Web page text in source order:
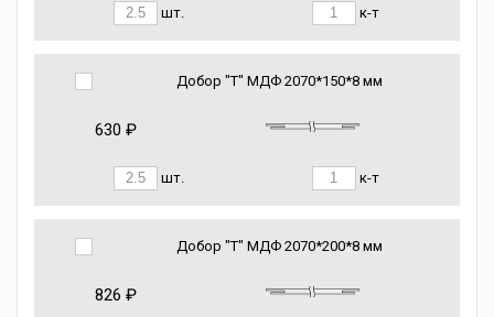
шт. к-т
Добор "Т" МДФ 2070*150*8 мм
630 ₽
шт. к-т
Добор "Т" МДФ 2070*200*8 мм
826 ₽